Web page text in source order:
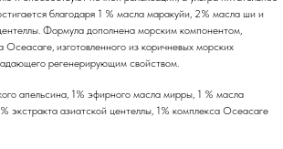
благодаря 1 % масла маракуйи, 2% масла ши и
Формула дополнена морским компонентом,
изготовленного из коричневых морских
регенерирующим свойством.
апельсина, 1% эфирного масла мирры, 1 % масла
экстракта азиатской центеллы, 1% комплекса Осеасаге